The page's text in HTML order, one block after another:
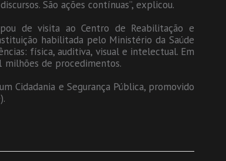
São ações contínuas”, explicou.
de visita ao Centro de Reabilitação e
habilitada pelo Ministério da Saúde
física, auditiva, visual e intelectual. Em
milhões de procedimentos.
Cidadania e Segurança Pública, promovido